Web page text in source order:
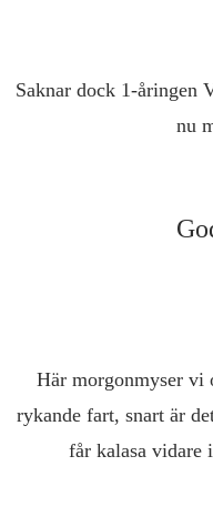
Saknar dock 1-åringen
nu
Här morgonmyser vi
rykande fart, snart är
får kalasa vidare